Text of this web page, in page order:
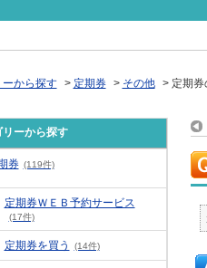
ーから探す > 定期券 > その他 > 定期
リーから探す
券 (119件)
定期券ＷＥＢ予約サービス
(17件)
定期券を買う (14件)